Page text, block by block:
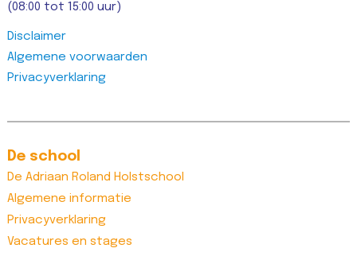
(08:00 tot 15:00 uur)
Disclaimer
Algemene voorwaarden
Privacyverklaring
De school
De Adriaan Roland Holstschool
Algemene informatie
Privacyverklaring
Vacatures en stages